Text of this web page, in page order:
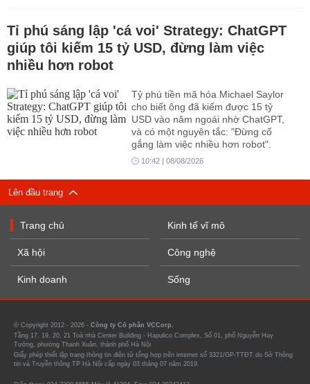
tiền mất cân bằng, cuộc sống căng
thẳng và kế hoạch dài hạn dễ đổ vỡ
hơn.
Tỉ phú sáng lập 'cá voi' Strategy: ChatGPT
giúp tôi kiếm 15 tỷ USD, đừng làm việc
nhiều hơn robot
Tỷ phú tiền mã hóa Michael Saylor
cho biết ông đã kiếm được 15 tỷ
USD vào năm ngoái nhờ ChatGPT,
và có một nguyên tắc: "Đừng cố
gắng làm việc nhiều hơn robot".
10:42 | 08/08/2026
Lên đầu trang
Trang chủ
Xã hội
Kinh doanh
Kinh tế vĩ mô
Công nghệ
Sống
© Copyright 2012 - 2026 - Công ty Cổ phần VCCorp.
Tầng 17, 19, 20, 21 Toà nhà Center Building - Hapulico Complex, Số 01, phố Nguyễn Huy
Tưởng, phường Thanh Xuân, thành phố Hà Nội
Giấy phép thiết lập trang thông tin điện tử tổng hợp trên internet số 3321/GP-TTĐT do Sở Thông
tin và Truyền thông TP Hà Nội cấp ngày 03 tháng 07 năm 2019.